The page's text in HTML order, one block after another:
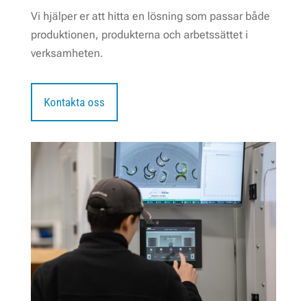
Vi hjälper er att hitta en lösning som passar både
produktionen, produkterna och arbetssättet i
verksamheten.
Kontakta oss